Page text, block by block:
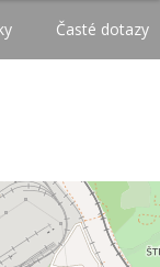
Časté dotazy